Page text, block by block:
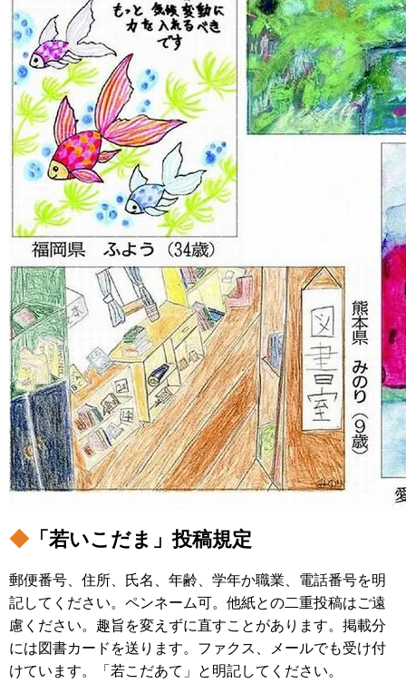
◆「若いこだま」投稿規定
郵便番号、住所、氏名、年齢、学年か職業、電話番号を明
記してください。ペンネーム可。他紙との二重投稿はご遠
慮ください。趣旨を変えずに直すことがあります。掲載分
には図書カードを送ります。ファクス、メールでも受け付
けています。「若こだあて」と明記してください。